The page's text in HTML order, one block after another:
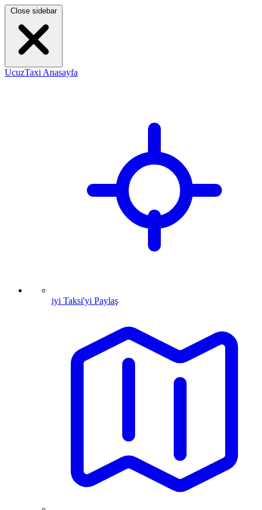
Close sidebar
UcuzTaxi Anasayfa
iyi Taksi'yi Paylaş